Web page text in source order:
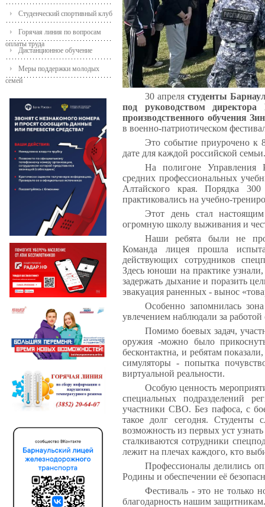
Студенческий спортивный клуб
Горячая линия по вопросам
оплаты труда
Дистанционное обучение
Меры поддержки молодых
семей
30 апреля студенты
под руководством
производственного обучения
в военно-патриотическом
Это событие приурочено
дате для каждой российской семьи.
На полигоне Управления
средних профессиональных
Алтайского края. Порядка
практиковались на учебно-
Этот день стал
огромную школу выживания и
Наши ребята были не
Команда лицея прошла
действующих сотрудников
Здесь юноши на практике узнали,
задержать дыхание и поразить
эвакуация раненных - вынос
Особенно запомнилась
увлечением наблюдали за
Помимо боевых задач,
оружия -можно было
бесконтактна, и ребятам
симуляторы - попытка
виртуальной реальности.
Особую ценность
специальных подразделений
участники СВО. Без пафоса, с
такое долг сегодня. Студенты
возможность из первых уст
сталкиваются сотрудники
лежит на плечах каждого, кто
Профессионалы делились
Родины и обеспечении её
Фестиваль - это не только
благодарность нашим защитникам.